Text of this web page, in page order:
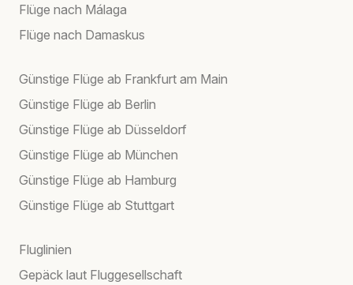
Flüge nach Málaga
Flüge nach Damaskus
Günstige Flüge ab Frankfurt am Main
Günstige Flüge ab Berlin
Günstige Flüge ab Düsseldorf
Günstige Flüge ab München
Günstige Flüge ab Hamburg
Günstige Flüge ab Stuttgart
Fluglinien
Gepäck laut Fluggesellschaft